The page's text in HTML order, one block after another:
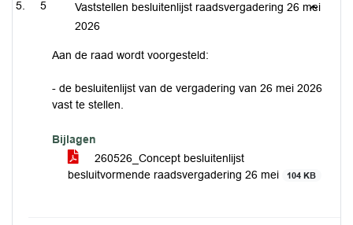
5
Vaststellen besluitenlijst raadsvergadering 26 mei
2026
Aan de raad wordt voorgesteld:
- de besluitenlijst van de vergadering van 26 mei 2026
vast te stellen.
Bijlagen
260526_Concept besluitenlijst
besluitvormende raadsvergadering 26 mei
104 KB